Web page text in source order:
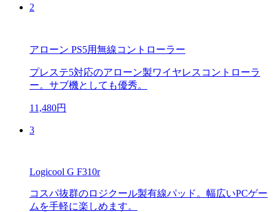
2
アローン PS5用無線コントローラー
プレステ5対応のアローン製ワイヤレスコントローラ
ー。サブ機としても優秀。
11,480円
3
Logicool G F310r
コスパ抜群のロジクール製有線パッド。幅広いPCゲー
ムを手軽に楽しめます。